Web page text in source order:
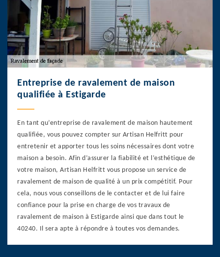
Entreprise de ravalement de maison
qualifiée à Estigarde
En tant qu’entreprise de ravalement de maison hautement
qualifiée, vous pouvez compter sur Artisan Helfritt pour
entretenir et apporter tous les soins nécessaires dont votre
maison a besoin. Afin d’assurer la fiabilité et l’esthétique de
votre maison, Artisan Helfritt vous propose un service de
ravalement de maison de qualité à un prix compétitif. Pour
cela, nous vous conseillons de le contacter et de lui faire
confiance pour la prise en charge de vos travaux de
ravalement de maison à Estigarde ainsi que dans tout le
40240. Il sera apte à répondre à toutes vos demandes.